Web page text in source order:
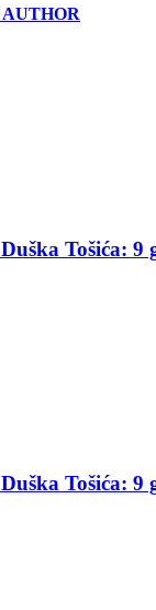
Tošića:
Tošića: